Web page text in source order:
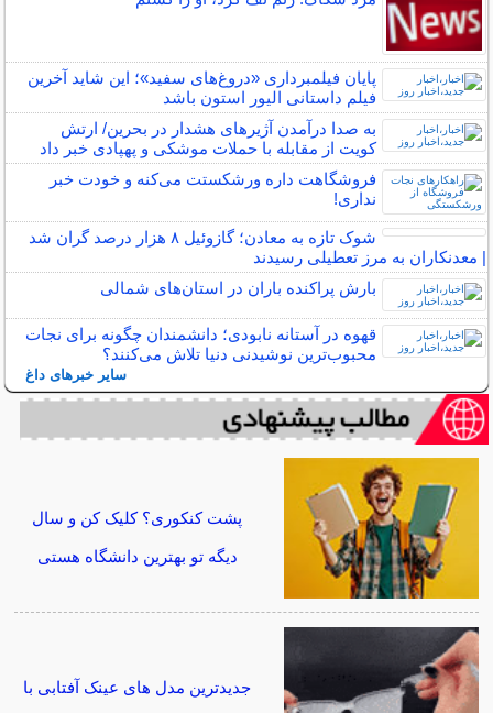
پایان فیلمبرداری «دروغ‌های سفید»؛ این شاید آخرین
فیلم داستانی الیور استون باشد
به صدا درآمدن آژیرهای هشدار در بحرین/ ارتش
کویت از مقابله با حملات موشکی و پهپادی خبر داد
فروشگاهت داره ورشکستت می‌کنه و خودت خبر
نداری!
شوک تازه به معادن؛ گازوئیل ۸ هزار درصد گران شد
| معدنکاران به مرز تعطیلی رسیدند
بارش پراکنده باران در استان‌های شمالی
قهوه در آستانه نابودی؛ دانشمندان چگونه برای نجات
محبوب‌ترین نوشیدنی دنیا تلاش می‌کنند؟
سایر خبرهای داغ
پشت کنکوری؟ کلیک کن و سال
دیگه تو بهترین دانشگاه هستی
جدیدترین مدل های عینک آفتابی با